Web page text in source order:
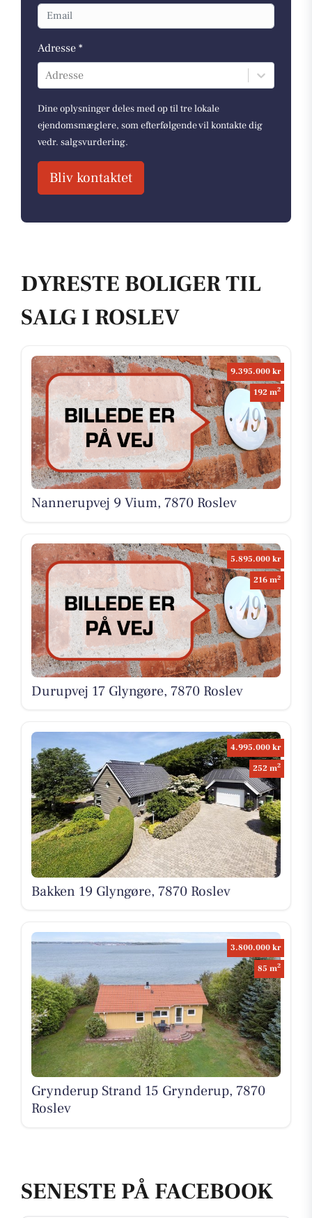
SENESTE PÅ FACEBOOK
Adresse *
Adresse
Dine oplysninger deles med op til tre lokale
ejendomsmæglere, som efterfølgende vil kontakte dig
vedr. salgsvurdering.
Bliv kontaktet
DYRESTE BOLIGER TIL
SALG I ROSLEV
9.395.000 kr
192 m2
Nannerupvej 9 Vium, 7870 Roslev
5.895.000 kr
216 m2
Durupvej 17 Glyngøre, 7870 Roslev
4.995.000 kr
252 m2
Bakken 19 Glyngøre, 7870 Roslev
3.800.000 kr
85 m2
Grynderup Strand 15 Grynderup, 7870
Roslev